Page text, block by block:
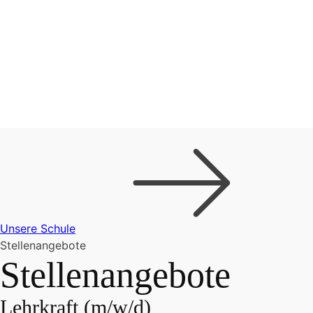
Unsere Schule
Stellenangebote
Stellenangebote
Lehrkraft (m/w/d)